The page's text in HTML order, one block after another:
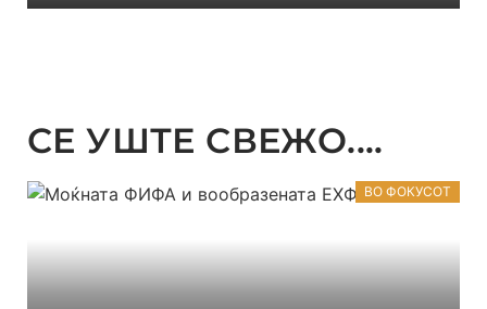
СЕ УШТЕ СВЕЖО....
ВО ФОКУСОТ